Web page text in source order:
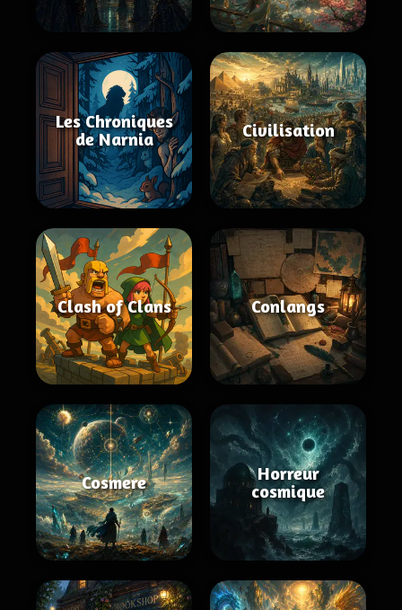
Les Chroniques
de Narnia
Civilisation
Clash of Clans Conlangs
Cosmere
Horreur
cosmique